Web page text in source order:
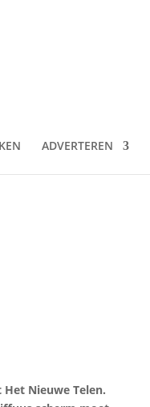
ADVERTEREN
Nieuwe Telen.